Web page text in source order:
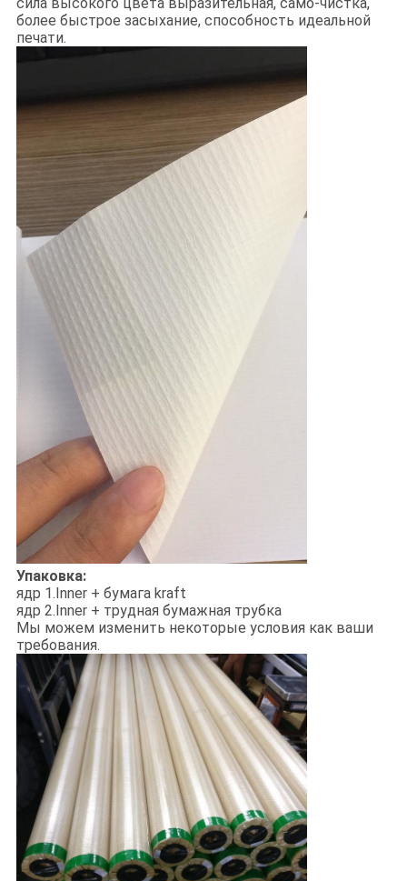
сила высокого цвета выразительная, само-чистка,
более быстрое засыхание, способность идеальной
печати.
Упаковка:
ядр 1.Inner + бумага kraft
ядр 2.Inner + трудная бумажная трубка
Мы можем изменить некоторые условия как ваши
требования.